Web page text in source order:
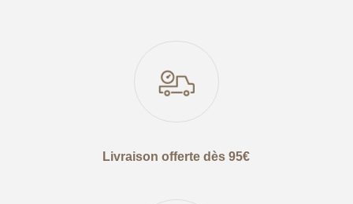
Livraison offerte dès 95€